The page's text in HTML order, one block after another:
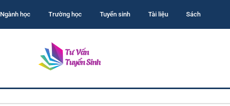
Ngành học Trường học Tuyển sinh Tài liệu Sách